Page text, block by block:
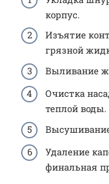
корпус.
Изъятие
грязной
Выливание
Очистка
теплой воды.
Удаление
финальная